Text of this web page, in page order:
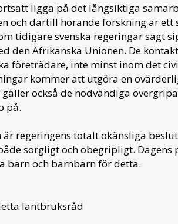
ligga på det långsiktiga
och därtill hörande forskning är ett
tidigare svenska regeringar sagt
den Afrikanska Unionen. De
företrädare, inte minst inom det
kommer att utgöra en
också de nödvändiga
på.
regeringens totalt okänsliga
sorgligt och obegripligt.
barn och barnbarn för detta.
lantbruksråd